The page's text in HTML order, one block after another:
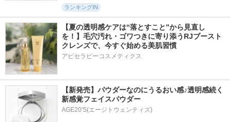
ランキングIN
【夏の透明感ケアは“落とすこと”から見直し
を！】毛穴汚れ・ゴワつきに寄り添うRJブースト
クレンズで、今すぐ始める美肌習慣
アピセラピーコスメティクス
【新発売】パウダーなのにうるおい感♪透明感続く
新感覚フェイスパウダー
AGE20'S(エージトウェンティズ)